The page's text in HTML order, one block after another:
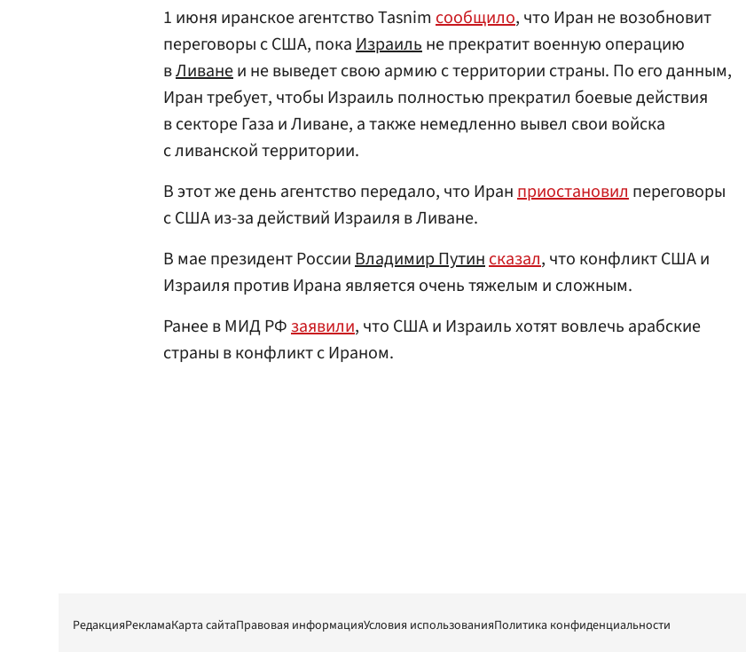
1 июня иранское агентство Tasnim сообщило, что Иран не возобновит
переговоры с США, покаИзраильне прекратит военную операцию
вЛиванеи не выведет свою армию с территории страны. По его данным,
Иран требует, чтобы Израиль полностью прекратил боевые действия
в секторе Газа и Ливане, а также немедленно вывел свои войска
с ливанской территории.
В этот же день агентство передало, что Иранприостановилпереговоры
с США из-за действий Израиля в Ливане.
В мае президент РоссииВладимир Путинсказал, что конфликт США и
Израиля против Ирана является очень тяжелым и сложным.
Ранее в МИД РФзаявили, что США и Израиль хотят вовлечь арабские
страны в конфликт с Ираном.
РедакцияРекламаКарта сайтаПравовая информацияУсловия использованияПолитика конфиденциальности